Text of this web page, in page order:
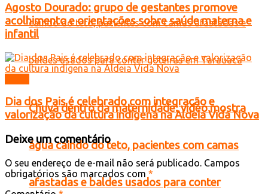
Chuva dentro da maternidade: vídeo mostra
água caindo do teto, pacientes com camas
afastadas e baldes usados para conter
Agosto Dourado: grupo de gestantes promove
acolhimento e orientações sobre saúde materna e
infantil
Dia dos Pais é celebrado com integração e
valorização da cultura indígena na Aldeia Vida Nova
Deixe um comentário
O seu endereço de e-mail não será publicado. Campos
obrigatórios são marcados com *